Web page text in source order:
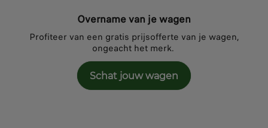
Overname van je wagen
Profiteer van een gratis prijsofferte van je wagen,
ongeacht het merk.
Schat jouw wagen